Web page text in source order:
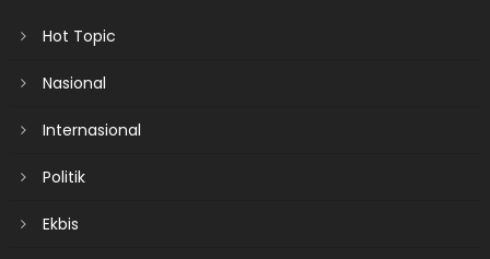
Hot Topic
Nasional
Internasional
Politik
Ekbis